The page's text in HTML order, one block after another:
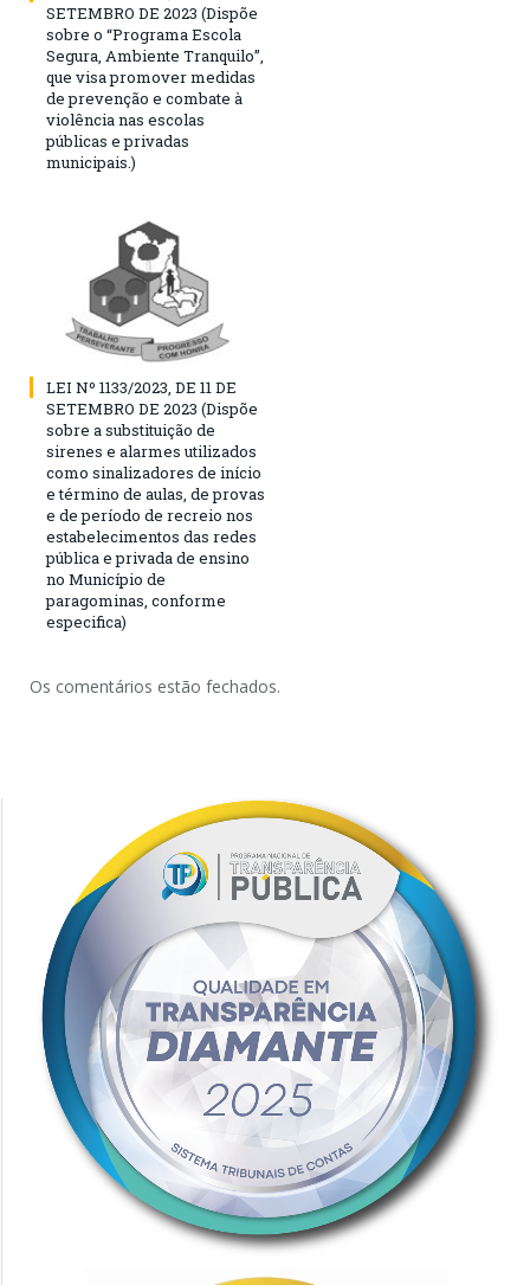
SETEMBRO DE 2023 (Dispõe
sobre o “Programa Escola
Segura, Ambiente Tranquilo”,
que visa promover medidas
de prevenção e combate à
violência nas escolas
públicas e privadas
municipais.)
LEI Nº 1133/2023, DE 11 DE
SETEMBRO DE 2023 (Dispõe
sobre a substituição de
sirenes e alarmes utilizados
como sinalizadores de início
e término de aulas, de provas
e de período de recreio nos
estabelecimentos das redes
pública e privada de ensino
no Município de
paragominas, conforme
especifica)
Os comentários estão fechados.